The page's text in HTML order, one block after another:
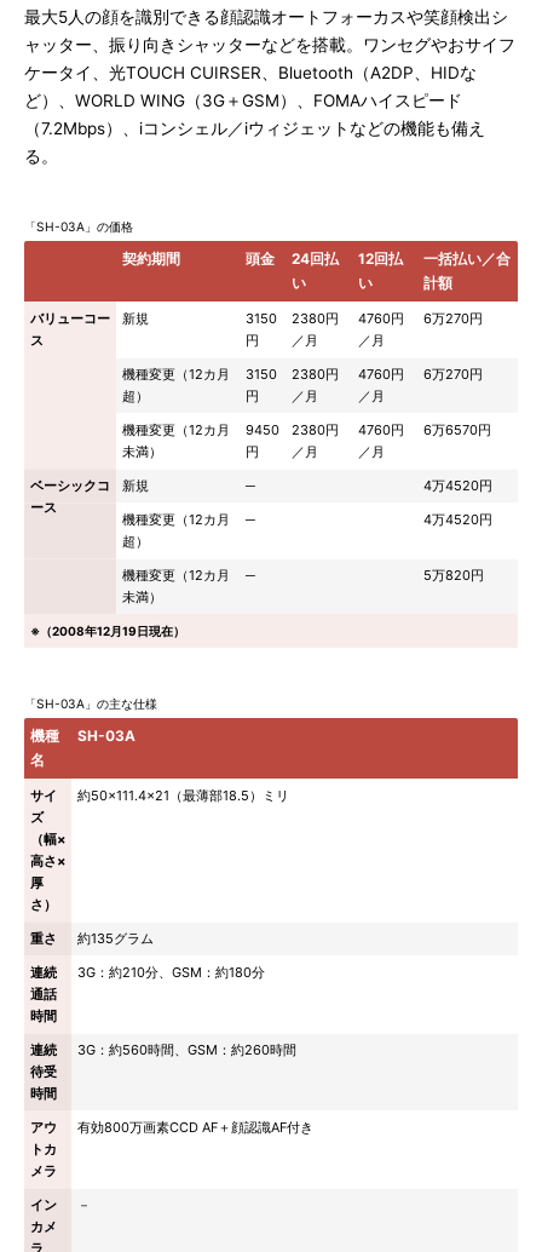
最大5人の顔を識別できる顔認識オートフォーカスや笑顔検出シ
ャッター、振り向きシャッターなどを搭載。ワンセグやおサイフ
ケータイ、光TOUCH CUIRSER、Bluetooth（A2DP、HIDな
ど）、WORLD WING（3G＋GSM）、FOMAハイスピード
（7.2Mbps）、iコンシェル／iウィジェットなどの機能も備え
る。
「SH-03A」の価格
契約期間 頭金
24回払
い
12回払
い
一括払い／合
計額
バリューコー
ス
新規
3150
円
2380円
／月
4760円
／月
6万270円
機種変更（12カ月
超）
3150
円
2380円
／月
4760円
／月
6万270円
機種変更（12カ月
未満）
9450
円
2380円
／月
4760円
／月
6万6570円
ベーシックコ
ース
新規 ─
4万4520円
機種変更（12カ月
超）
─ 4万4520円
機種変更（12カ月
未満）
─ 5万820円
※（2008年12月19日現在）
「SH-03A」の主な仕様
機種
名
SH-03A
サイ
ズ
（幅×
高さ×
厚
さ）
約50×111.4×21（最薄部18.5）ミリ
重さ
約135グラム
連続
通話
時間
3G：約210分、GSM：約180分
連続
待受
時間
3G：約560時間、GSM：約260時間
アウ
トカ
メラ
有効800万画素CCD AF＋顔認識AF付き
イン
カメ
ラ
－